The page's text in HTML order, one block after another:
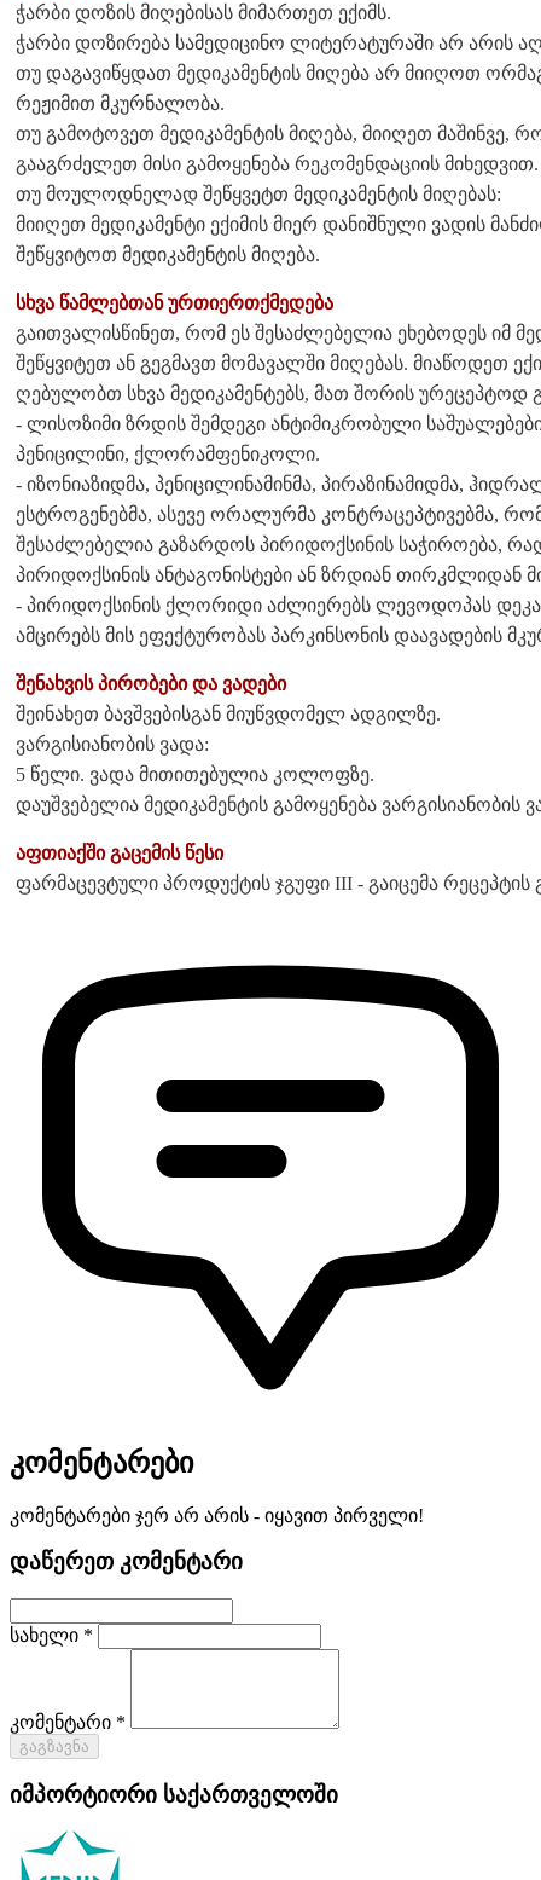
ჭარბი დოზის მიღებისას მიმართეთ ექიმს.
ჭარბი დოზირება სამედიცინო ლიტერატურაში არ არის
თუ დაგავიწყდათ მედიკამენტის მიღება არ მიიღოთ
რეჟიმით მკურნალობა.
თუ გამოტოვეთ მედიკამენტის მიღება, მიიღეთ მაშინვე,
გააგრძელეთ მისი გამოყენება რეკომენდაციის მიხედვით.
თუ მოულოდნელად შეწყვეტთ მედიკამენტის მიღებას:
მიიღეთ მედიკამენტი ექიმის მიერ დანიშნული ვადის
შეწყვიტოთ მედიკამენტის მიღება.
სხვა წამლებთან ურთიერთქმედება
გაითვალისწინეთ, რომ ეს შესაძლებელია ეხებოდეს იმ
შეწყვიტეთ ან გეგმავთ მომავალში მიღებას. მიაწოდეთ
ღებულობთ სხვა მედიკამენტებს, მათ შორის ურეცეპტოდ
- ლისოზიმი ზრდის შემდეგი ანტიმიკრობული
პენიცილინი, ქლორამფენიკოლი.
- იზონიაზიდმა, პენიცილინამინმა, პირაზინამიდმა,
ესტროგენებმა, ასევე ორალურმა კონტრაცეპტივებმა,
შესაძლებელია გაზარდოს პირიდოქსინის საჭიროება,
პირიდოქსინის ანტაგონისტები ან ზრდიან თირკმლიდან
- პირიდოქსინის ქლორიდი აძლიერებს ლევოდოპას
ამცირებს მის ეფექტურობას პარკინსონის დაავადების
შენახვის პირობები და ვადები
შეინახეთ ბავშვებისგან მიუწვდომელ ადგილზე.
ვარგისიანობის ვადა:
5 წელი. ვადა მითითებულია კოლოფზე.
დაუშვებელია მედიკამენტის გამოყენება ვარგისიანობის
აფთიაქში გაცემის წესი
ფარმაცევტული პროდუქტის ჯგუფი III - გაიცემა რეცეპტის
კომენტარები
კომენტარები ჯერ არ არის - იყავით პირველი!
დაწერეთ კომენტარი
სახელი *
კომენტარი *
გაგზავნა
იმპორტიორი საქართველოში